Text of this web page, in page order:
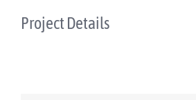
Project Details